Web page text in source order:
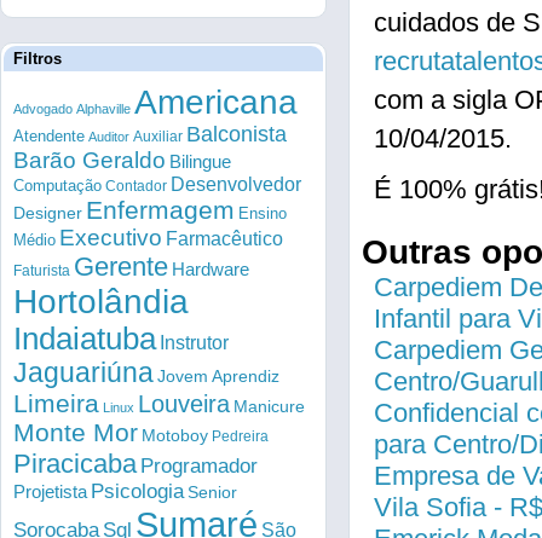
cuidados de
com a sigla
10/04/2015.
É 100%
Outras
Carpediem
Infantil para
Carpediem
Centro/
Confidencial
para Centro/
Empresa de
Vila Sofia -
Filtros
Advogado Alphaville Americana
Atendente Auditor Auxiliar Balconista
Barão Geraldo Bilingue
Computação Contador Desenvolvedor
Designer Enfermagem Ensino
Médio Executivo Farmacêutico
Faturista Gerente Hardware
Hortolândia
Indaiatuba Instrutor
Jaguariúna Jovem Aprendiz
Limeira Linux Louveira Manicure
Monte Mor Motoboy Pedreira
Piracicaba Programador
Projetista PsicologiaSenior
Sorocaba Sql Sumaré São